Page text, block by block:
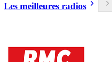
Les meilleures radios